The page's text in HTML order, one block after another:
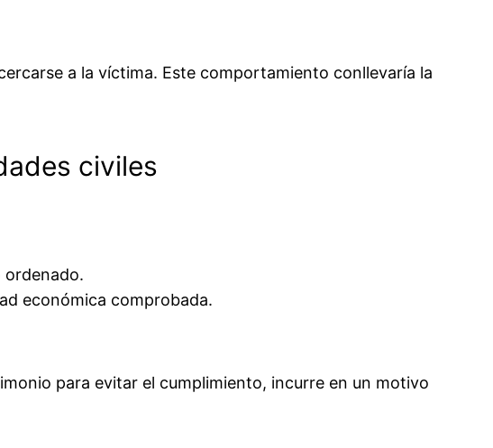
a la víctima. Este comportamiento conllevaría la
civiles
ordenado.
económica comprobada.
para evitar el cumplimiento, incurre en un motivo